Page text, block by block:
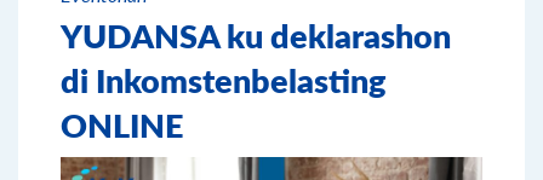
YUDANSA ku deklarashon
di Inkomstenbelasting
ONLINE